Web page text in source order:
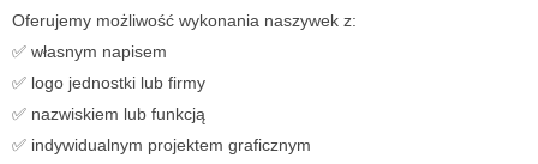
Oferujemy możliwość wykonania naszywek z:
✅ własnym napisem
✅ logo jednostki lub firmy
✅ nazwiskiem lub funkcją
✅ indywidualnym projektem graficznym